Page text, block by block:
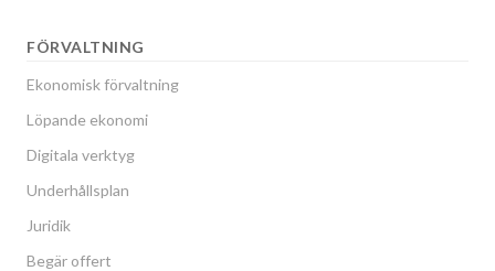
FÖRVALTNING
Ekonomisk förvaltning
Löpande ekonomi
Digitala verktyg
Underhållsplan
Juridik
Begär offert